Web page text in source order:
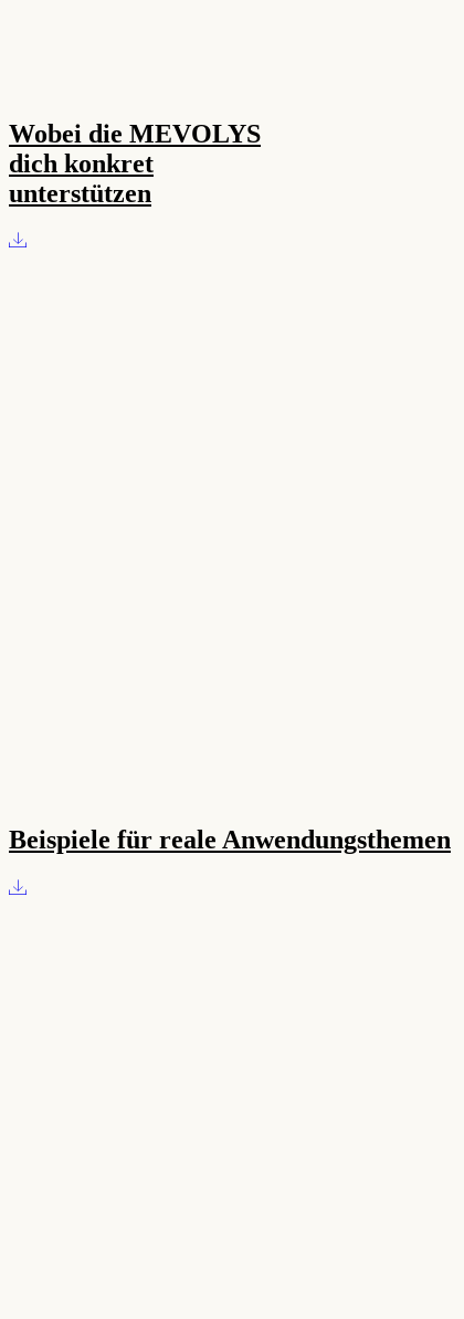
Wobei die MEVOLYS
dich konkret
unterstützen
Beispiele für reale Anwendungsthemen